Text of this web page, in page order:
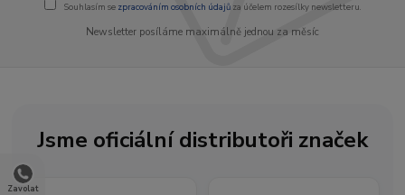
Zavolat
Souhlasím se zpracováním osobních údajůza účelem rozesílky newsletteru.
Newsletter posíláme maximálně jednou za měsíc
Jsme oficiální distributoři značek